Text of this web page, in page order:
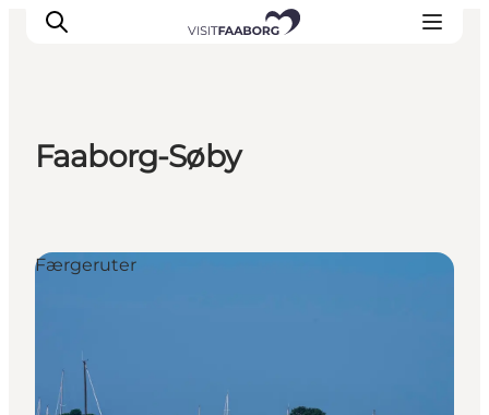
Oplevelser
Øhop
Faaborg-Søby
Færgeruter